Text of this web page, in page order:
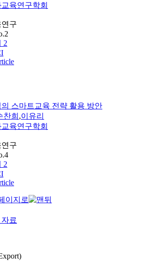
육연구학회
구
2
스마트교육 전략 활용 방안
찬희 ,이유리
육연구학회
구
2
료